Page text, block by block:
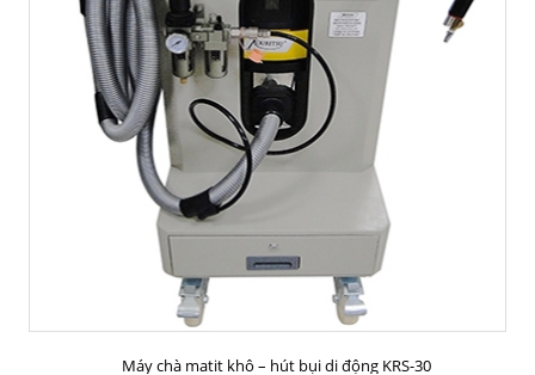
Máy chà matit khô – hút bụi di động KRS-30